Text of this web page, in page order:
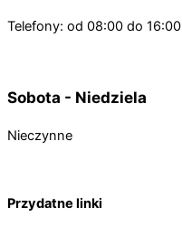
Telefony: od 08:00 do 16:00
Sobota - Niedziela
Nieczynne
Przydatne linki